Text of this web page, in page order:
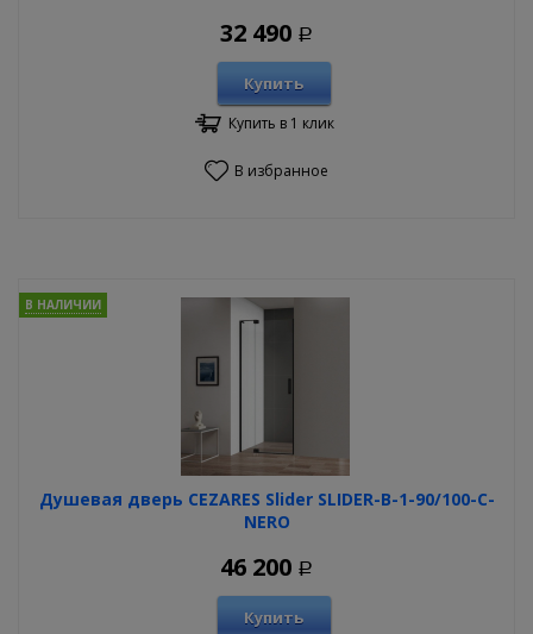
32 490 Р
Купить
Купить в 1 клик
В избранное
Душевая дверь CEZARES Slider SLIDER-B-1-90/100-C-
NERO
В НАЛИЧИИ
46 200 Р
Купить